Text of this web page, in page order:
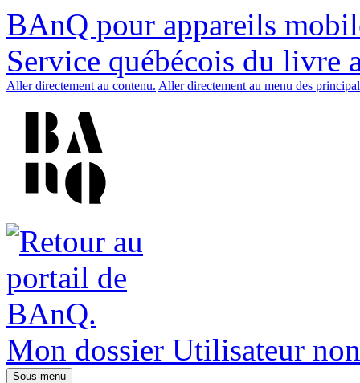
BAnQ pour appareils
Service québécois du livre
Aller directement au contenu. Aller directement au menu des
Mon dossier Utilisateur
Sous-menu